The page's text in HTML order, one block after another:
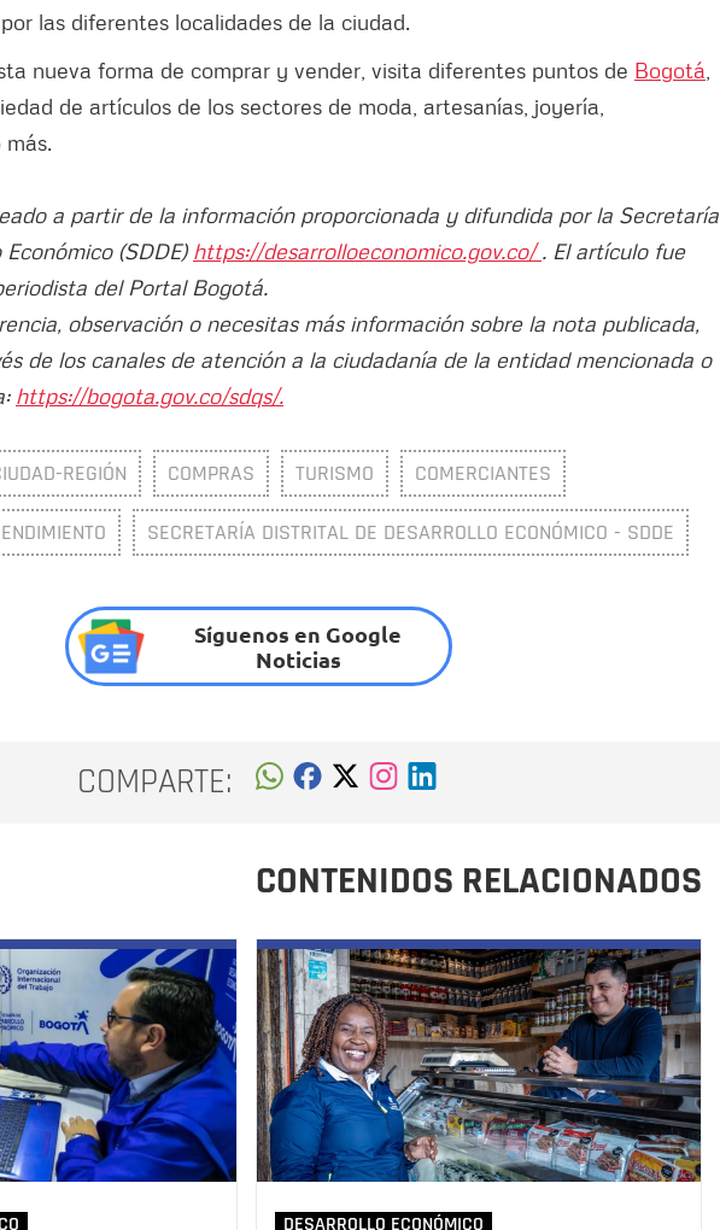
las diferentes localidades de la ciudad.
nueva forma de comprar y vender, visita diferentes puntos de Bogotá
de artículos de los sectores de moda, artesanías, joyería,
a partir de la información proporcionada y difundida por la Secretaría
(SDDE) https://desarrolloeconomico.gov.co/. El artículo fue
del Portal Bogotá.
observación o necesitas más información sobre la nota publicada,
de los canales de atención a la ciudadanía de la entidad mencionada o
https://bogota.gov.co/sdqs/.
REGIÓN COMPRAS TURISMO COMERCIANTES
SECRETARÍA DISTRITAL DE DESARROLLO ECONÓMICO - SDDE
Síguenos en Google
Noticias
COMPARTE:
CONTENIDOS RELACIONADOS
DESARROLLO ECONÓMICO